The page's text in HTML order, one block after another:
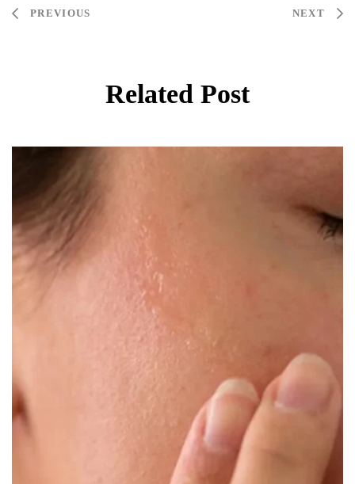
Post
PREVIOUS NEXT
Related Post